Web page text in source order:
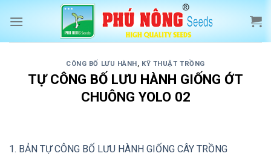
CÔNG BỐ LƯU HÀNH, KỸ THUẬT TRỒNG
TỰ CÔNG BỐ LƯU HÀNH GIỐNG ỚT
CHUÔNG YOLO 02
1. BẢN TỰ CÔNG BỐ LƯU HÀNH GIỐNG CÂY TRỒNG